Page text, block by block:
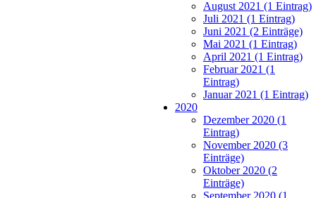
August 2021 (1 Eintrag)
Juli 2021 (1 Eintrag)
Juni 2021 (2 Einträge)
Mai 2021 (1 Eintrag)
April 2021 (1 Eintrag)
Februar 2021 (1
Eintrag)
Januar 2021 (1 Eintrag)
2020
Dezember 2020 (1
Eintrag)
November 2020 (3
Einträge)
Oktober 2020 (2
Einträge)
September 2020 (1